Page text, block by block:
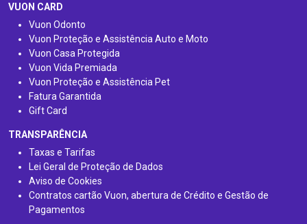
VUON CARD
Vuon Odonto
Vuon Proteção e Assistência Auto e Moto
Vuon Casa Protegida
Vuon Vida Premiada
Vuon Proteção e Assistência Pet
Fatura Garantida
Gift Card
TRANSPARÊNCIA
Taxas e Tarifas
Lei Geral de Proteção de Dados
Aviso de Cookies
Contratos cartão Vuon, abertura de Crédito e Gestão de
Pagamentos